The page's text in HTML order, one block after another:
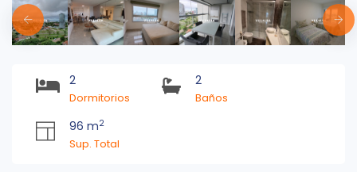
2
Dormitorios
2
Baños
96 m2
Sup. Total